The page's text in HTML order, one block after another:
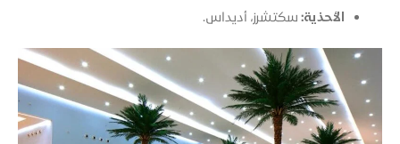
الأحذية: سكتشرز، أديداس.​